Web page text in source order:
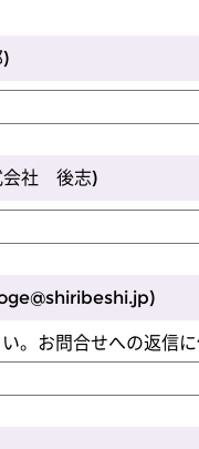
会社 後志)
。お問合せへの返信に